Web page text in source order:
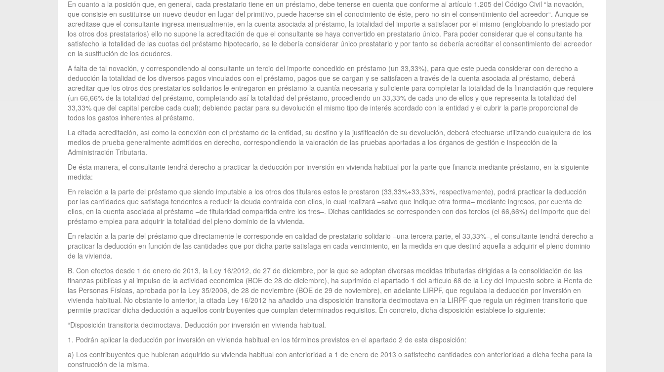
En cuanto a la posición que, en general, cada prestatario tiene en un préstamo, debe tenerse en cuenta que conforme al artículo 1.205 del Código Civil “la novación,
que consiste en sustituirse un nuevo deudor en lugar del primitivo, puede hacerse sin el conocimiento de éste, pero no sin el consentimiento del acreedor“. Aunque se
acreditase que el consultante ingresa mensualmente, en la cuenta asociada al préstamo, la totalidad del importe a satisfacer por el mismo (englobando lo prestado por
los otros dos prestatarios) ello no supone la acreditación de que el consultante se haya convertido en prestatario único. Para poder considerar que el consultante ha
satisfecho la totalidad de las cuotas del préstamo hipotecario, se le debería considerar único prestatario y por tanto se debería acreditar el consentimiento del acreedor
en la sustitución de los deudores.
A falta de tal novación, y correspondiendo al consultante un tercio del importe concedido en préstamo (un 33,33%), para que este pueda considerar con derecho a
deducción la totalidad de los diversos pagos vinculados con el préstamo, pagos que se cargan y se satisfacen a través de la cuenta asociada al préstamo, deberá
acreditar que los otros dos prestatarios solidarios le entregaron en préstamo la cuantía necesaria y suficiente para completar la totalidad de la financiación que requiere
(un 66,66% de la totalidad del préstamo, completando así la totalidad del préstamo, procediendo un 33,33% de cada uno de ellos y que representa la totalidad del
33,33% que del capital percibe cada cual); debiendo pactar para su devolución el mismo tipo de interés acordado con la entidad y el cubrir la parte proporcional de
todos los gastos inherentes al préstamo.
La citada acreditación, así como la conexión con el préstamo de la entidad, su destino y la justificación de su devolución, deberá efectuarse utilizando cualquiera de los
medios de prueba generalmente admitidos en derecho, correspondiendo la valoración de las pruebas aportadas a los órganos de gestión e inspección de la
Administración Tributaria.
De ésta manera, el consultante tendrá derecho a practicar la deducción por inversión en vivienda habitual por la parte que financia mediante préstamo, en la siguiente
medida:
En relación a la parte del préstamo que siendo imputable a los otros dos titulares estos le prestaron (33,33%+33,33%, respectivamente), podrá practicar la deducción
por las cantidades que satisfaga tendentes a reducir la deuda contraída con ellos, lo cual realizará –salvo que indique otra forma– mediante ingresos, por cuenta de
ellos, en la cuenta asociada al préstamo –de titularidad compartida entre los tres–. Dichas cantidades se corresponden con dos tercios (el 66,66%) del importe que del
préstamo emplea para adquirir la totalidad del pleno dominio de la vivienda.
En relación a la parte del préstamo que directamente le corresponde en calidad de prestatario solidario –una tercera parte, el 33,33%–, el consultante tendrá derecho a
practicar la deducción en función de las cantidades que por dicha parte satisfaga en cada vencimiento, en la medida en que destinó aquella a adquirir el pleno dominio
de la vivienda.
B. Con efectos desde 1 de enero de 2013, la Ley 16/2012, de 27 de diciembre, por la que se adoptan diversas medidas tributarias dirigidas a la consolidación de las
finanzas públicas y al impulso de la actividad económica (BOE de 28 de diciembre), ha suprimido el apartado 1 del artículo 68 de la Ley del Impuesto sobre la Renta de
las Personas Físicas, aprobada por la Ley 35/2006, de 28 de noviembre (BOE de 29 de noviembre), en adelante LIRPF, que regulaba la deducción por inversión en
vivienda habitual. No obstante lo anterior, la citada Ley 16/2012 ha añadido una disposición transitoria decimoctava en la LIRPF que regula un régimen transitorio que
permite practicar dicha deducción a aquellos contribuyentes que cumplan determinados requisitos. En concreto, dicha disposición establece lo siguiente:
“Disposición transitoria decimoctava. Deducción por inversión en vivienda habitual.
1. Podrán aplicar la deducción por inversión en vivienda habitual en los términos previstos en el apartado 2 de esta disposición:
a) Los contribuyentes que hubieran adquirido su vivienda habitual con anterioridad a 1 de enero de 2013 o satisfecho cantidades con anterioridad a dicha fecha para la
construcción de la misma.